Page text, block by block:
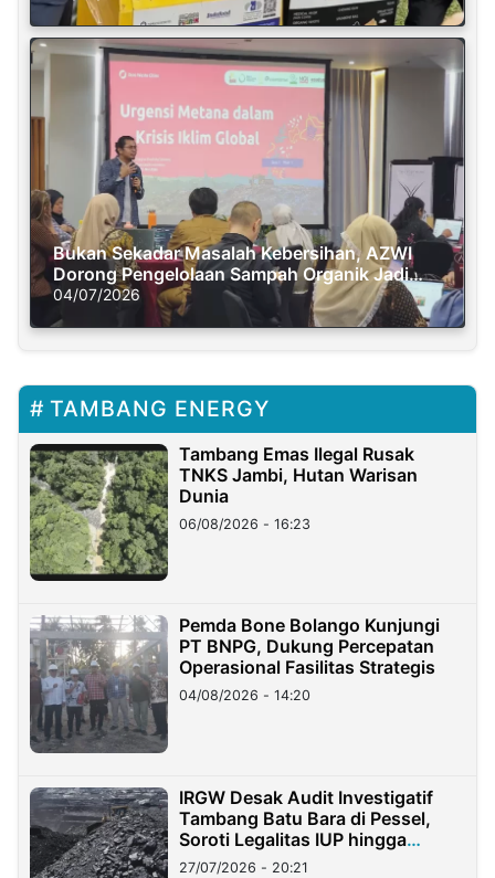
Bukan Sekadar Masalah Kebersihan, AZWI
Dorong Pengelolaan Sampah Organik Jadi
Solusi Krisis Iklim
04/07/2026
TAMBANG ENERGY
Tambang Emas Ilegal Rusak
TNKS Jambi, Hutan Warisan
Dunia
06/08/2026 - 16:23
Pemda Bone Bolango Kunjungi
PT BNPG, Dukung Percepatan
Operasional Fasilitas Strategis
04/08/2026 - 14:20
IRGW Desak Audit Investigatif
Tambang Batu Bara di Pessel,
Soroti Legalitas IUP hingga
Stockpile
27/07/2026 - 20:21